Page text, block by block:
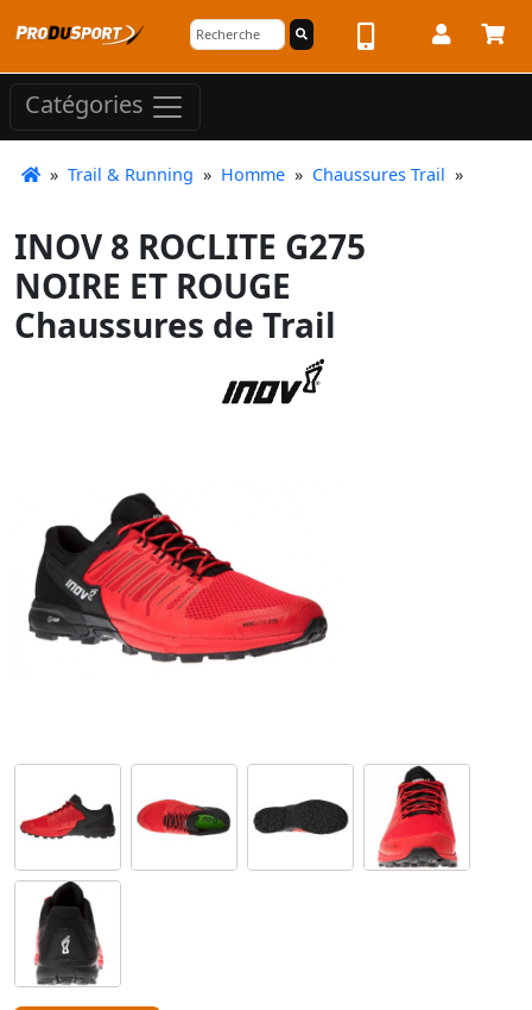
Catégories
» Trail & Running » Homme » Chaussures Trail »
INOV 8 ROCLITE G275
NOIRE ET ROUGE
Chaussures de Trail